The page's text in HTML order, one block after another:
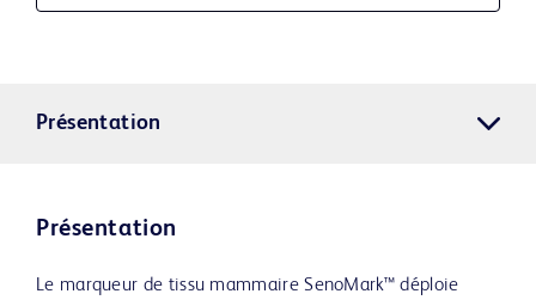
Présentation
Présentation
Le marqueur de tissu mammaire SenoMark™ déploie